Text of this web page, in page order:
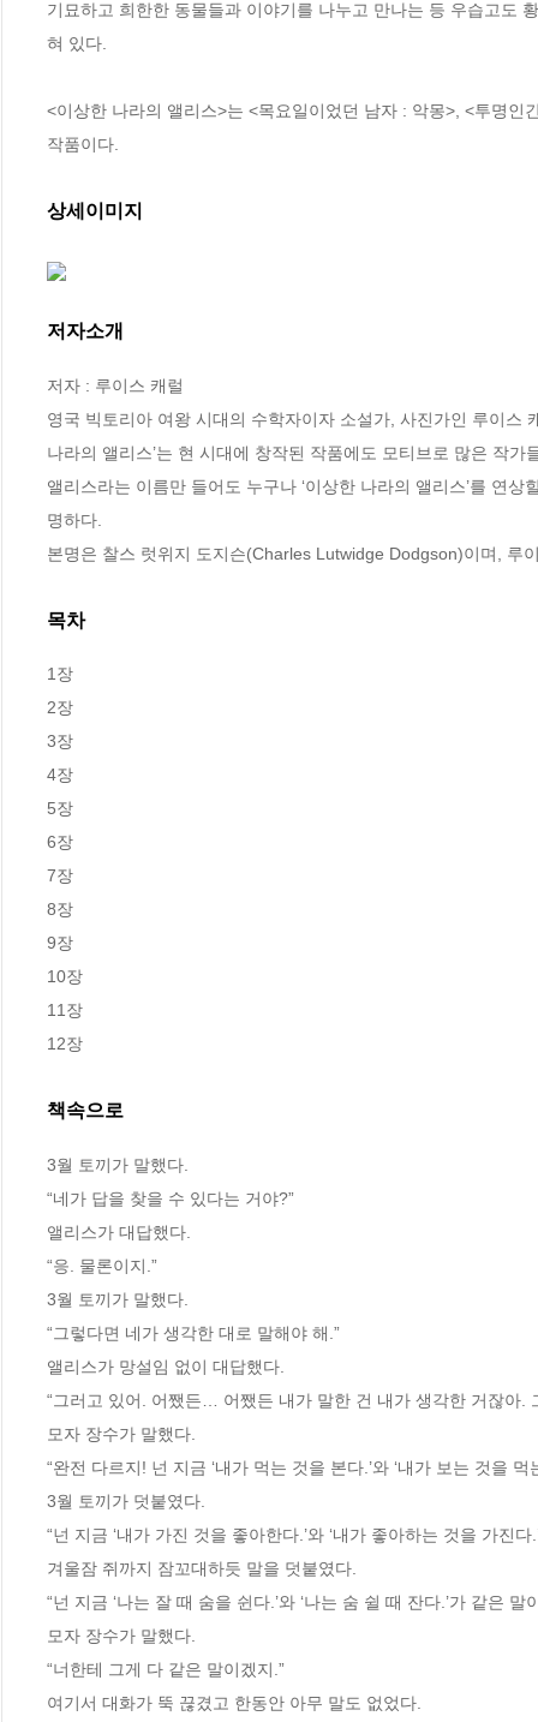
기묘하고 희한한 동물들과 이야기를 나누고 만나는 등 우습고도
혀 있다.
<이상한 나라의 앨리스>는 <목요일이었던 남자 : 악몽>, <투명
작품이다.
상세이미지
저자소개
저자 : 루이스 캐럴
영국 빅토리아 여왕 시대의 수학자이자 소설가, 사진가인 루이스
나라의 앨리스’는 현 시대에 창작된 작품에도 모티브로 많은 작가
앨리스라는 이름만 들어도 누구나 ‘이상한 나라의 앨리스’를 연
명하다.
본명은 찰스 럿위지 도지슨(Charles Lutwidge Dodgson)이며, 루
목차
1장
2장
3장
4장
5장
6장
7장
8장
9장
10장
11장
12장
책속으로
3월 토끼가 말했다.
“네가 답을 찾을 수 있다는 거야?”
앨리스가 대답했다.
“응. 물론이지.”
3월 토끼가 말했다.
“그렇다면 네가 생각한 대로 말해야 해.”
앨리스가 망설임 없이 대답했다.
“그러고 있어. 어쨌든… 어쨌든 내가 말한 건 내가 생각한 거잖아.
모자 장수가 말했다.
“완전 다르지! 넌 지금 ‘내가 먹는 것을 본다.’와 ‘내가 보는 것을
3월 토끼가 덧붙였다.
“넌 지금 ‘내가 가진 것을 좋아한다.’와 ‘내가 좋아하는 것을 가진
겨울잠 쥐까지 잠꼬대하듯 말을 덧붙였다.
“넌 지금 ‘나는 잘 때 숨을 쉰다.’와 ‘나는 숨 쉴 때 잔다.’가 같은
모자 장수가 말했다.
“너한테 그게 다 같은 말이겠지.”
여기서 대화가 뚝 끊겼고 한동안 아무 말도 없었다.